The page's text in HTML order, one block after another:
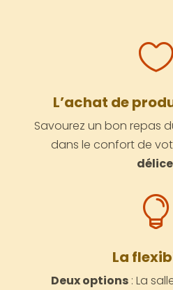

L’achat de
Savourez un bon repas
dans le confort de
délice

La
Deux options: La